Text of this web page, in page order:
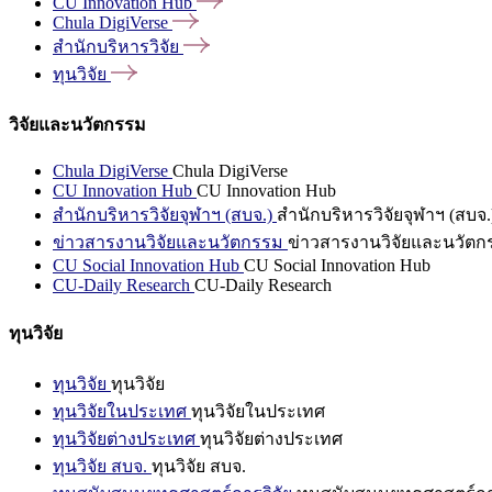
Chula DigiVerse
สำนักบริหารวิจัย
ทุนวิจัย
วิจัยและนวัตกรรม
Chula DigiVerse Chula DigiVerse
CU Innovation Hub CU Innovation Hub
สำนักบริหารวิจัยจุฬาฯ (สบจ.) สำนักบริหารวิจัยจุฬาฯ (สบจ
ข่าวสารงานวิจัยและนวัตกรรม ข่าวสารงานวิจัยและนวัตก
CU Social Innovation Hub CU Social Innovation Hub
CU-Daily Research CU-Daily Research
ทุนวิจัย
ทุนวิจัย ทุนวิจัย
ทุนวิจัยในประเทศ ทุนวิจัยในประเทศ
ทุนวิจัยต่างประเทศ ทุนวิจัยต่างประเทศ
ทุนวิจัย สบจ. ทุนวิจัย สบจ.